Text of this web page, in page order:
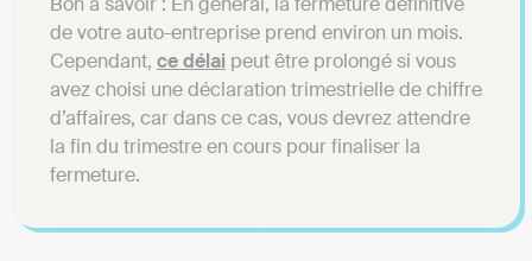
de votre auto-entreprise prend environ un mois.
Cependant, ce délai peut être prolongé si vous
avez choisi une déclaration trimestrielle de chiffre
d’affaires, car dans ce cas, vous devrez attendre
la fin du trimestre en cours pour finaliser la
fermeture.